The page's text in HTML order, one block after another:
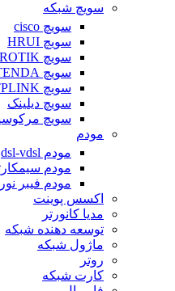
سویچ شبکه
سویچ cisco
سویچ HRUI
سویچ MICROTIK
سویچ TENDA
سویچ TPLINK
سویچ دیلینک
سویچ
مودم
مودم dsl-vdsl
مودم
مودم فیبر
اکسس پوینت
مدیا کانورتر
توسعه دهنده شبکه
ماژول شبکه
روتر
کارت شبکه